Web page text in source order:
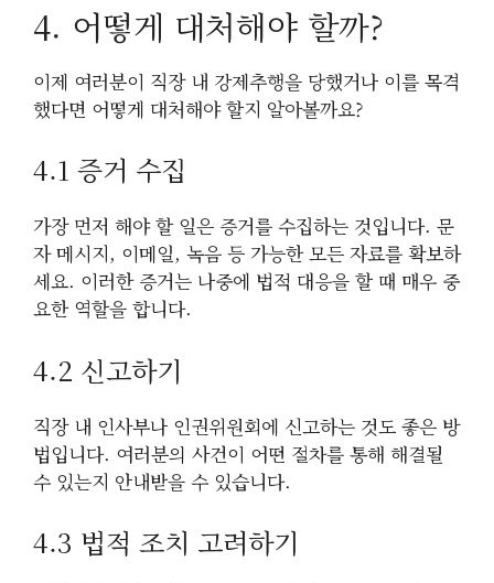
4. 어떻게 대처해야 할까?
이제 여러분이 직장 내 강제추행을 당했거나 이를 목격
했다면 어떻게 대처해야 할지 알아볼까요?
4.1 증거 수집
가장 먼저 해야 할 일은 증거를 수집하는 것입니다. 문
자 메시지, 이메일, 녹음 등 가능한 모든 자료를 확보하
세요. 이러한 증거는 나중에 법적 대응을 할 때 매우 중
요한 역할을 합니다.
4.2 신고하기
직장 내 인사부나 인권위원회에 신고하는 것도 좋은 방
법입니다. 여러분의 사건이 어떤 절차를 통해 해결될
수 있는지 안내받을 수 있습니다.
4.3 법적 조치 고려하기